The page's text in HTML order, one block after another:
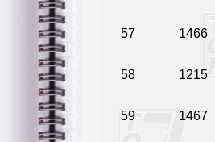
57 1466
58 1215
59 1467